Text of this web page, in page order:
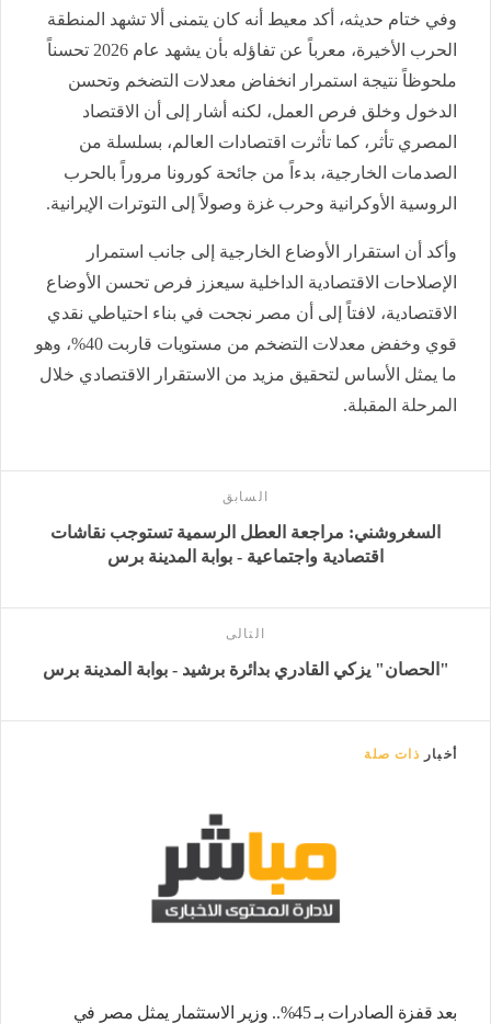
وفي ختام حديثه، أكد معيط أنه كان يتمنى ألا تشهد المنطقة
الحرب الأخيرة، معرباً عن تفاؤله بأن يشهد عام 2026 تحسناً
ملحوظاً نتيجة استمرار انخفاض معدلات التضخم وتحسن
الدخول وخلق فرص العمل، لكنه أشار إلى أن الاقتصاد
المصري تأثر، كما تأثرت اقتصادات العالم، بسلسلة من
الصدمات الخارجية، بدءاً من جائحة كورونا مروراً بالحرب
الروسية الأوكرانية وحرب غزة وصولاً إلى التوترات الإيرانية.
وأكد أن استقرار الأوضاع الخارجية إلى جانب استمرار
الإصلاحات الاقتصادية الداخلية سيعزز فرص تحسن الأوضاع
الاقتصادية، لافتاً إلى أن مصر نجحت في بناء احتياطي نقدي
قوي وخفض معدلات التضخم من مستويات قاربت 40%، وهو
ما يمثل الأساس لتحقيق مزيد من الاستقرار الاقتصادي خلال
المرحلة المقبلة.
السابق
السغروشني: مراجعة العطل الرسمية تستوجب نقاشات
اقتصادية واجتماعية - بوابة المدينة برس
التالى
"الحصان" يزكي القادري بدائرة برشيد - بوابة المدينة برس
أخبار ذات صلة
بعد قفزة الصادرات بـ 45%.. وزير الاستثمار يمثل مصر في